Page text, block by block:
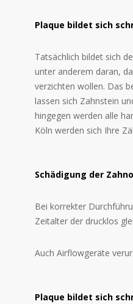
Plaque bildet sich
Tatsächlich bildet sich
unter anderem daran,
verzichten wollen. Das
lassen sich Zahnstein
hingegen werden alle
Köln werden sich Ihre
Schädigung der
Bei korrekter
Zeitalter der drucklos
Auch Airflowgeräte
Plaque bildet sich